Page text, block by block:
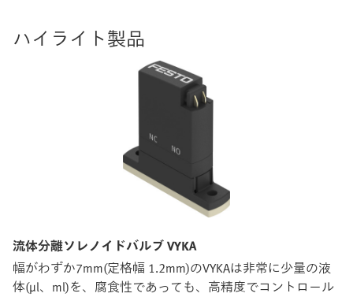
ハイライト製品
流体分離ソレノイドバルブ VYKA
幅がわずか7mm(定格幅 1.2mm)のVYKAは非常に少量の液
体(µl、ml)を、腐食性であっても、高精度でコントロール